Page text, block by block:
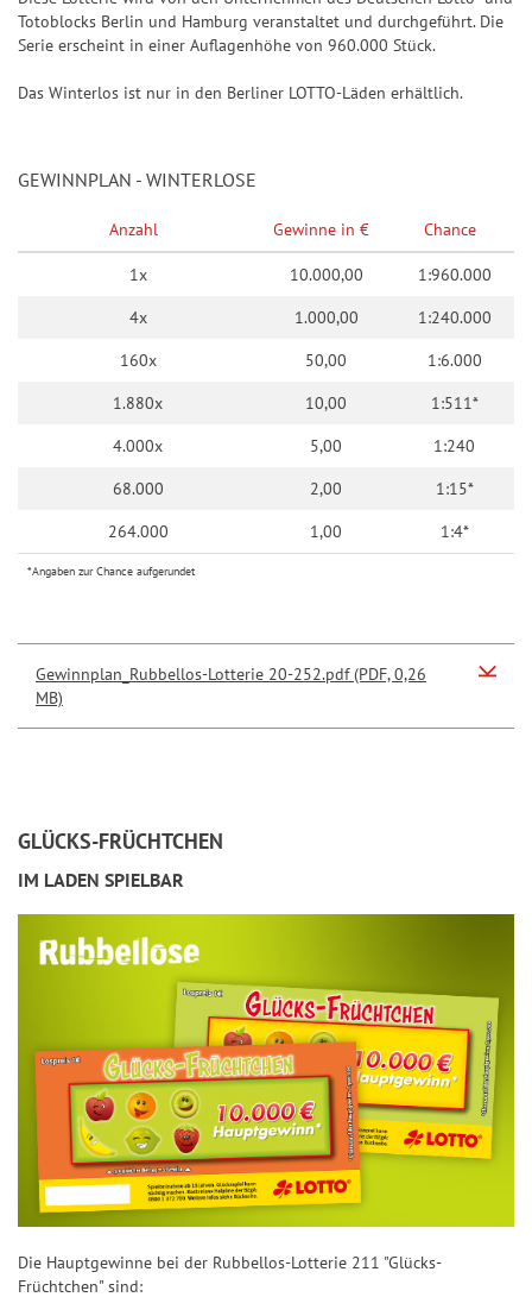
Totoblocks Berlin und Hamburg veranstaltet und durchgeführt. Die
Serie erscheint in einer Auflagenhöhe von 960.000 Stück.
Das Winterlos ist nur in den Berliner LOTTO-Läden erhältlich.
GEWINNPLAN - WINTERLOSE
Anzahl Gewinne in € Chance
1x 10.000,00
1:960.000
4x
1.000,00
1:240.000
160x
50,00
1:6.000
1.880x
10,00
1:511*
4.000x
5,00
1:240
68.000
2,00
1:15*
264.000
1,00 1:4*
*Angaben zur Chance aufgerundet
Gewinnplan_Rubbellos-Lotterie 20-252.pdf (PDF, 0,26
MB)
GLÜCKS-FRÜCHTCHEN
IM LADEN SPIELBAR
Die Hauptgewinne bei der Rubbellos-Lotterie 211 "Glücks-
Früchtchen" sind: